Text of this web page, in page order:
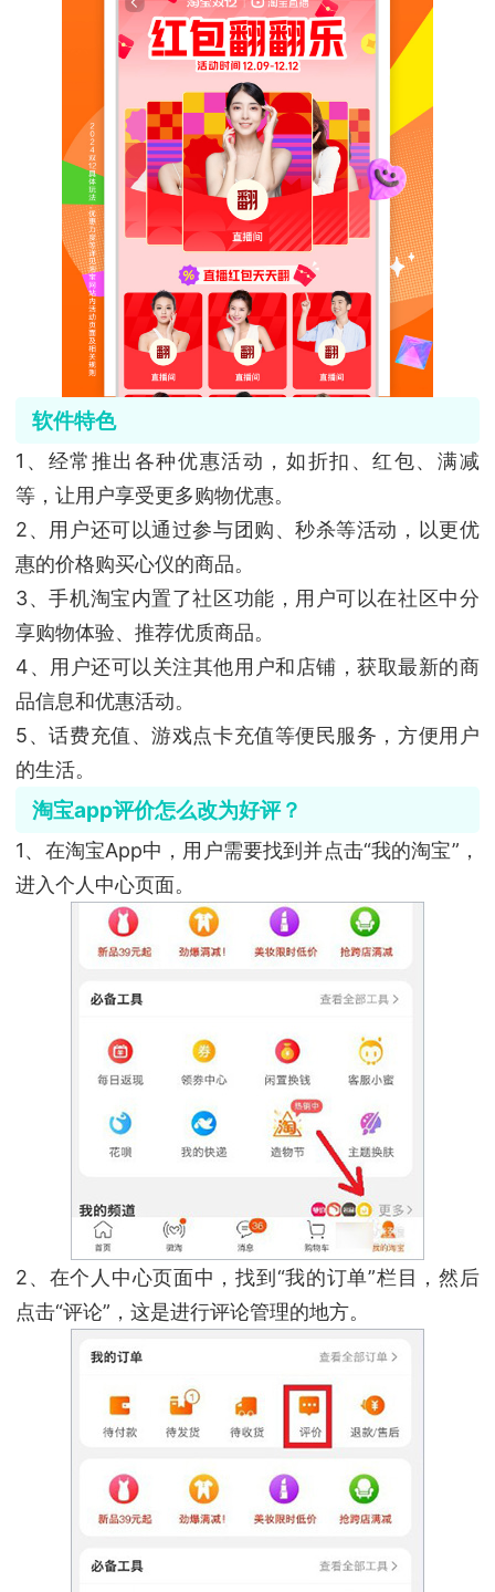
软件特色
1、经常推出各种优惠活动，如折扣、红包、满减
等，让用户享受更多购物优惠。
2、用户还可以通过参与团购、秒杀等活动，以更优
惠的价格购买心仪的商品。
3、手机淘宝内置了社区功能，用户可以在社区中分
享购物体验、推荐优质商品。
4、用户还可以关注其他用户和店铺，获取最新的商
品信息和优惠活动。
5、话费充值、游戏点卡充值等便民服务，方便用户
的生活。
淘宝app评价怎么改为好评？
1、在淘宝App中，用户需要找到并点击“我的淘宝”，
进入个人中心页面。
2、在个人中心页面中，找到“我的订单”栏目，然后
点击“评论”，这是进行评论管理的地方。